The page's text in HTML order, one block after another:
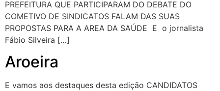
PREFEITURA QUE PARTICIPARAM DO DEBATE DO
COMETIVO DE SINDICATOS FALAM DAS SUAS
PROPOSTAS PARA A AREA DA SAÚDE E o jornalista
Fábio Silveira […]
Aroeira
E vamos aos destaques desta edição CANDIDATOS